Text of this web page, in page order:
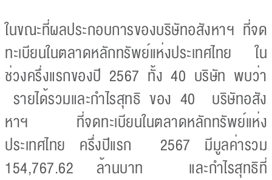
ในขณะที่ผลประกอบการของบริษัทอสังหาฯ ที่จด
ทะเบียนในตลาดหลักทรัพย์แห่งประเทศไทย ใน
ช่วงครึ่งแรกของปี 2567 ทั้ง 40 บริษัท พบว่า
รายได้รวมและกำไรสุทธิ ของ 40 บริษัทอสัง
หาฯ ที่จดทะเบียนในตลาดหลักทรัพย์แห่ง
ประเทศไทย ครึ่งปีแรก 2567 มีมูลค่ารวม
154,767.62 ล้านบาท และกำไรสุทธิที่